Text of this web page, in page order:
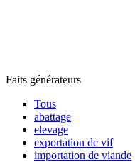
Faits générateurs
Tous
abattage
elevage
exportation de vif
importation de viande